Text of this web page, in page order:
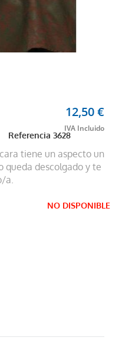
Referencia3628
12,50 €
tiene un aspecto un
queda descolgado y te
a.
NO DISPONIBLE